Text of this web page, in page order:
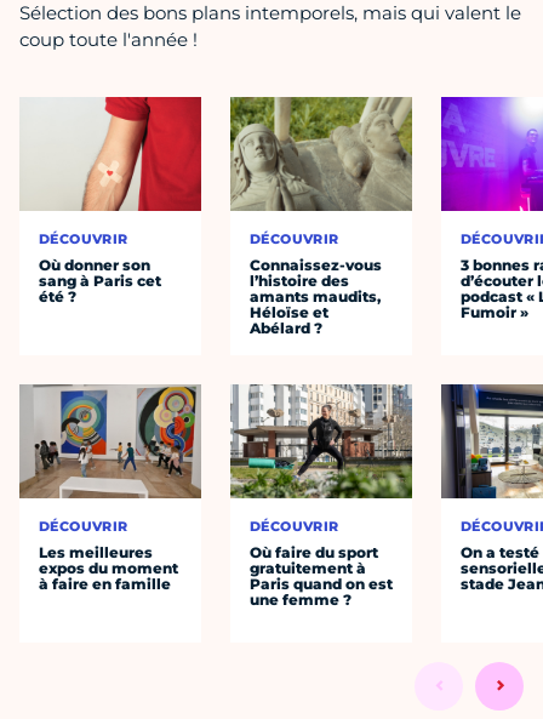
Sélection des bons plans intemporels, mais qui valent le
coup toute l'année !
DÉCOUVRIR
Où donner son
sang à Paris cet
été ?
DÉCOUVRIR
Les meilleures
expos du moment
à faire en famille
DÉCOUVRIR
Connaissez-vous
l’histoire des
amants maudits,
Héloïse et
Abélard ?
DÉCOUVRIR
Où faire du sport
gratuitement à
Paris quand on est
une femme ?
3 bonnes
d’écouter
podcast «
Fumoir »
On a
stade